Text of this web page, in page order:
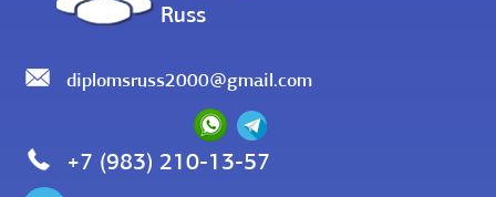
Russ
diplomsruss2000@gmail.com
+7 (983) 210-13-57